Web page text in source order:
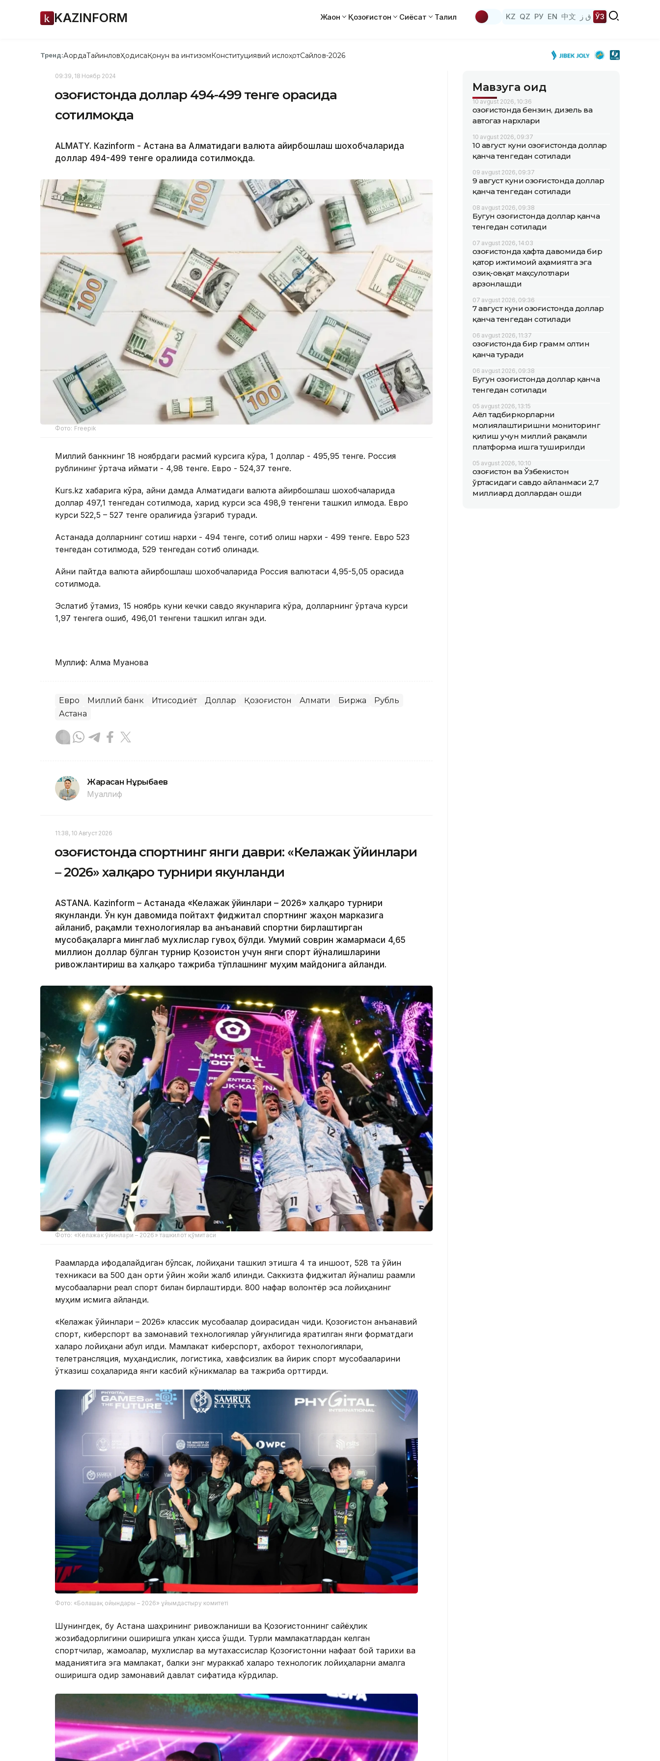
KAZINFORM Жаҳон Қозоғистон Сиёсат Таҳлил KZ QZ РУ EN 中文 ق ز ЎЗ
Тренд:АқордаТайинловҲодисаҚонун ва интизомКонституциявий ислоҳотСайлов-2026
09:39, 18 Ноябр 2024
Қозоғистонда доллар 494-499 тенге орасида
сотилмоқда
ALMATY. Кazinform - Астана ва Алматидаги валюта айирбошлаш шохобчаларида
доллар 494-499 тенге оралиғида сотилмоқда.
Фото: Freepik
Миллий банкнинг 18 ноябрдаги расмий курсига кўра, 1 доллар - 495,95 тенге. Россия
рублининг ўртача қиймати - 4,98 тенге. Евро - 524,37 тенге.
Kurs.kz хабарига кўра, айни дамда Алматидаги валюта айирбошлаш шохобчаларида
доллар 497,1 тенгедан сотилмоқда, харид курси эса 498,9 тенгени ташкил қилмоқда. Евро
курси 522,5 – 527 тенге оралиғида ўзгариб туради.
Астанада долларнинг сотиш нархи - 494 тенге, сотиб олиш нархи - 499 тенге. Евро 523
тенгедан сотилмоқда, 529 тенгедан сотиб олинади.
Айни пайтда валюта айирбошлаш шохобчаларида Россия валютаси 4,95-5,05 орасида
сотилмоқда.
Эслатиб ўтамиз, 15 ноябрь куни кечки савдо якунларига кўра, долларнинг ўртача курси
1,97 тенгега ошиб, 496,01 тенгени ташкил қилган эди.
Муллиф: Алма Муқанова
Евро Миллий банк Иқтисодиёт Доллар Қозоғистон Алмати Биржа
Рубль
Астана
Жарасқан Нұрыбаев
Муаллиф
11:38, 10 Август 2026
Қозоғистонда спортнинг янги даври: «Келажак ўйинлари
– 2026» халқаро турнири якунланди
ASTANA. Kazinform – Астанада «Келажак ўйинлари – 2026» халқаро турнири
якунланди. Ўн кун давомида пойтахт фиджитал спортнинг жаҳон марказига
айланиб, рақамли технологиялар ва анъанавий спортни бирлаштирган
мусобақаларга минглаб мухлислар гувоҳ бўлди. Умумий соврин жамғармаси 4,65
миллион доллар бўлган турнир Қозоғистон учун янги спорт йўналишларини
ривожлантириш ва халқаро тажриба тўплашнинг муҳим майдонига айланди.
Фото: «Келажак ўйинлари – 2026» ташкилот қўмитаси
Рақамларда ифодалайдиган бўлсак, лойиҳани ташкил этишга 4 та иншоот, 528 та ўйин
техникаси ва 500 дан ортиқ ўйин жойи жалб қилинди. Саккизта фиджитал йўналиш рақамли
мусобақаларни реал спорт билан бирлаштирди. 800 нафар волонтёр эса лойиҳанинг
муҳим қисмига айланди.
«Келажак ўйинлари – 2026» классик мусобақалар доирасидан чиқди. Қозоғистон анъанавий
спорт, киберспорт ва замонавий технологиялар уйғунлигида яратилган янги форматдаги
халқаро лойиҳани қабул қилди. Мамлакат киберспорт, ахборот технологиялари,
телетрансляция, муҳандислик, логистика, хавфсизлик ва йирик спорт мусобақаларини
ўтказиш соҳаларида янги касбий кўникмалар ва тажриба орттирди.
Фото: «Болашақ ойындары – 2026» ұйымдастыру комитеті
Шунингдек, бу Астана шаҳрининг ривожланиши ва Қозоғистоннинг сайёҳлик
жозибадорлигини оширишга улкан ҳисса қўшди. Турли мамлакатлардан келган
спортчилар, жамоалар, мухлислар ва мутахассислар Қозоғистонни нафақат бой тарихи ва
маданиятига эга мамлакат, балки энг мураккаб халқаро технологик лойиҳаларни амалга
оширишга қодир замонавий давлат сифатида кўрдилар.
Мавзуга оид
10 avgust 2026, 10:36
Қозоғистонда бензин, дизель ва
автогаз нархлари
10 avgust 2026, 09:37
10 август куни Қозоғистонда доллар
қанча тенгедан сотилади
09 avgust 2026, 09:37
9 август куни Қозоғистонда доллар
қанча тенгедан сотилади
08 avgust 2026, 09:38
Бугун Қозоғистонда доллар қанча
тенгедан сотилади
07 avgust 2026, 14:03
Қозоғистонда ҳафта давомида бир
қатор ижтимоий аҳамиятга эга
озиқ-овқат маҳсулотлари
арзонлашди
07 avgust 2026, 09:36
7 август куни Қозоғистонда доллар
қанча тенгедан сотилади
06 avgust 2026, 11:37
Қозоғистонда бир грамм олтин
қанча туради
06 avgust 2026, 09:38
Бугун Қозоғистонда доллар қанча
тенгедан сотилади
05 avgust 2026, 13:15
Аёл тадбиркорларни
молиялаштиришни мониторинг
қилиш учун миллий рақамли
платформа ишга туширилди
05 avgust 2026, 10:10
Қозоғистон ва Ўзбекистон
ўртасидаги савдо айланмаси 2,7
миллиард доллардан ошди